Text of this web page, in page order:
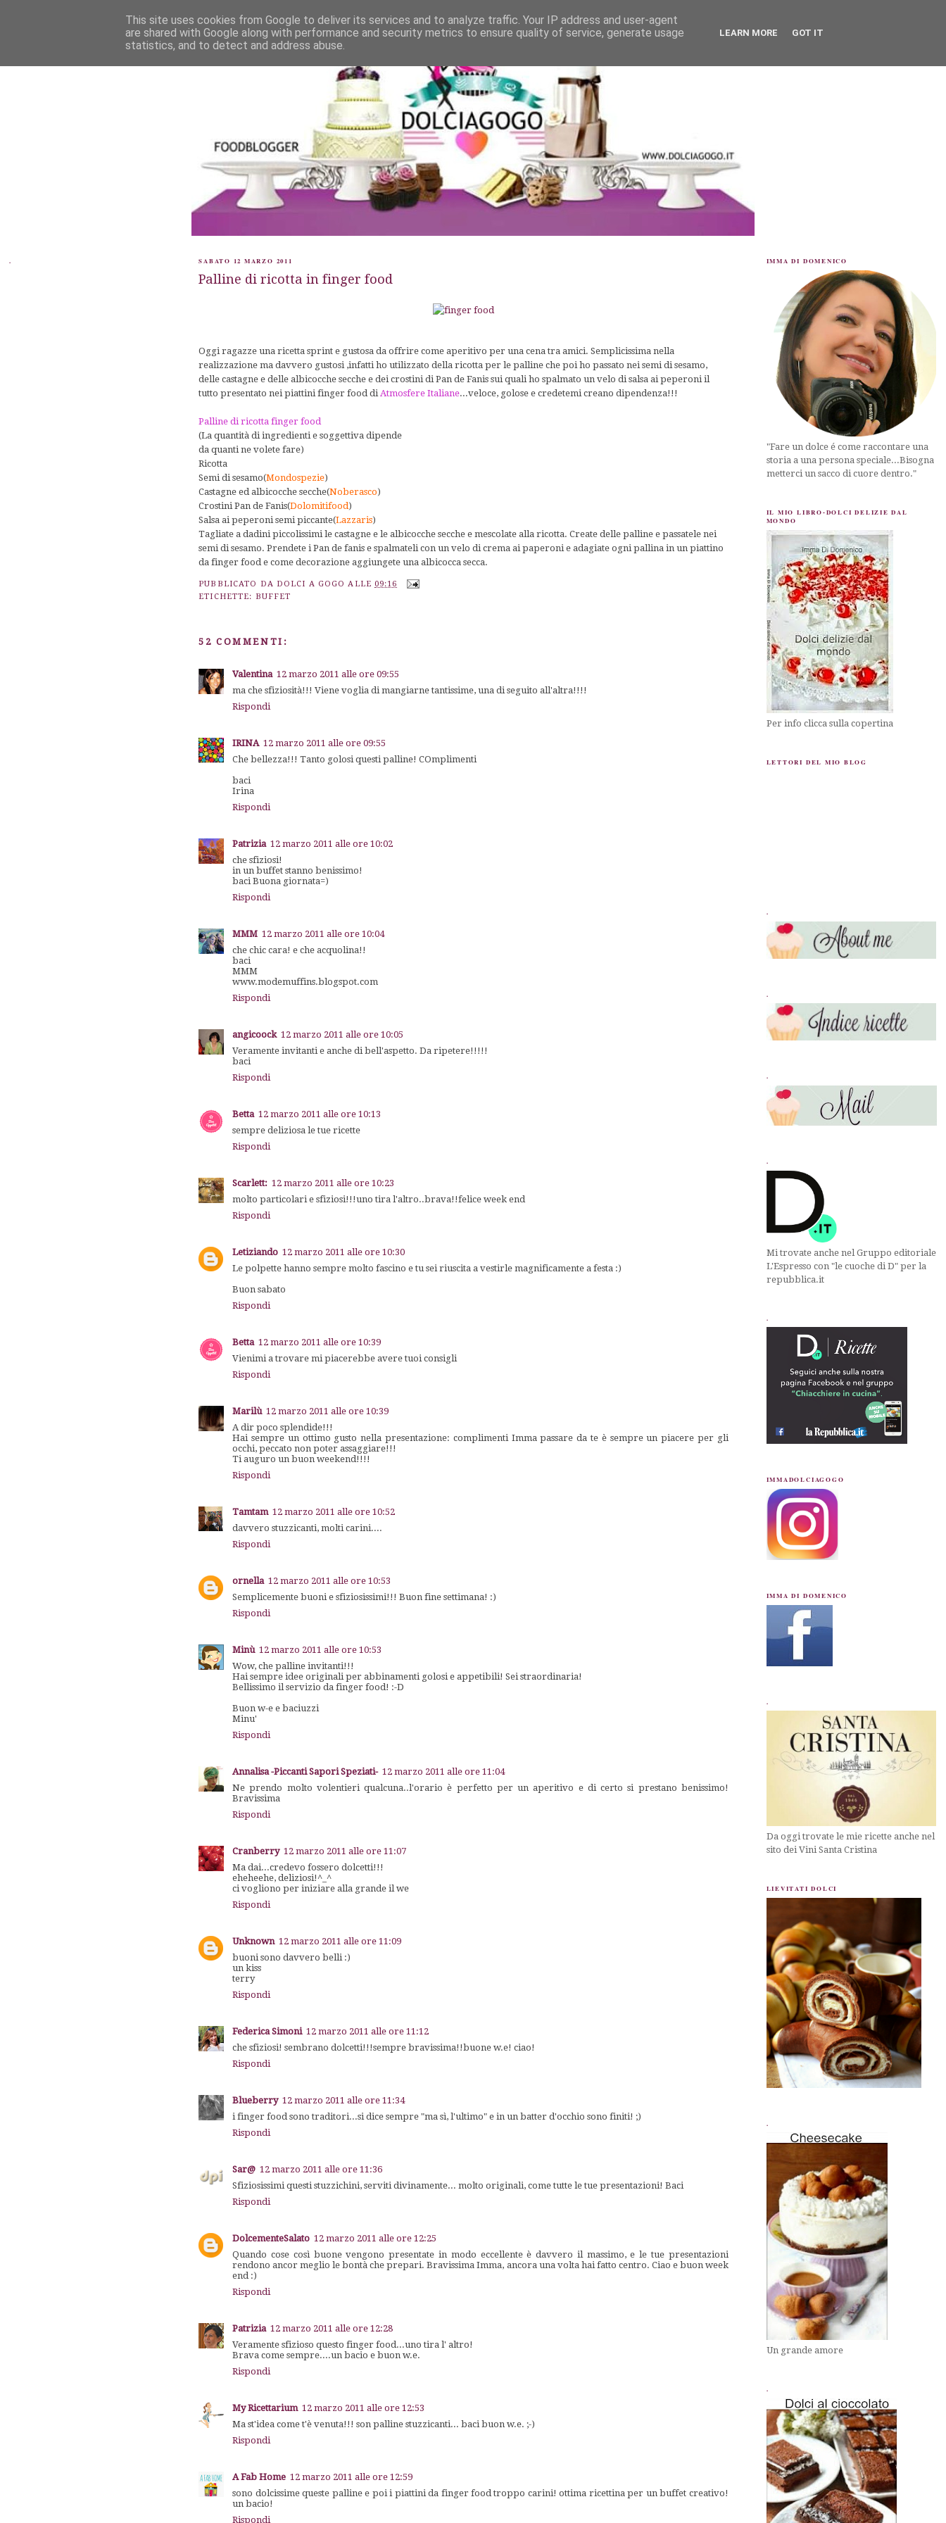
. SABATO 12 MARZO 2011
Palline di ricotta in finger food
Oggi ragazze una ricetta sprint e gustosa da offrire come aperitivo per una cena tra amici. Semplicissima nella
realizzazione ma davvero gustosi ,infatti ho utilizzato della ricotta per le palline che poi ho passato nei semi di sesamo,
delle castagne e delle albicocche secche e dei crostini di Pan de Fanis sui quali ho spalmato un velo di salsa ai peperoni il
tutto presentato nei piattini finger food di Atmosfere Italiane...veloce, golose e credetemi creano dipendenza!!!
Palline di ricotta finger food
(La quantità di ingredienti e soggettiva dipende
da quanti ne volete fare)
Ricotta
Semi di sesamo(Mondospezie)
Castagne ed albicocche secche(Noberasco)
Crostini Pan de Fanis(Dolomitifood )
Salsa ai peperoni semi piccante(Lazzaris)
Tagliate a dadini piccolissimi le castagne e le albicocche secche e mescolate alla ricotta. Create delle palline e passatele nei
semi di sesamo. Prendete i Pan de fanis e spalmateli con un velo di crema ai paperoni e adagiate ogni pallina in un piattino
da finger food e come decorazione aggiungete una albicocca secca.
PUBBLICATO DA DOLCI A GOGO ALLE 09:16
ETICHETTE: BUFFET
52 COMMENTI:
Valentina 12 marzo 2011 alle ore 09:55
ma che sfiziosità!!! Viene voglia di mangiarne tantissime, una di seguito all'altra!!!!
Rispondi
IRINA 12 marzo 2011 alle ore 09:55
Che bellezza!!! Tanto golosi questi palline! COmplimenti
baci
Irina
Rispondi
Patrizia 12 marzo 2011 alle ore 10:02
che sfiziosi!
in un buffet stanno benissimo!
baci Buona giornata=)
Rispondi
MMM 12 marzo 2011 alle ore 10:04
che chic cara! e che acquolina!!
baci
MMM
www.modemuffins.blogspot.com
Rispondi
angicoock 12 marzo 2011 alle ore 10:05
Veramente invitanti e anche di bell'aspetto. Da ripetere!!!!!
baci
Rispondi
Betta 12 marzo 2011 alle ore 10:13
sempre deliziosa le tue ricette
Rispondi
Scarlett: 12 marzo 2011 alle ore 10:23
molto particolari e sfiziosi!!!uno tira l'altro..brava!!felice week end
Rispondi
Letiziando 12 marzo 2011 alle ore 10:30
Le polpette hanno sempre molto fascino e tu sei riuscita a vestirle magnificamente a festa :)
Buon sabato
Rispondi
Betta 12 marzo 2011 alle ore 10:39
Vienimi a trovare mi piacerebbe avere tuoi consigli
Rispondi
Marilù 12 marzo 2011 alle ore 10:39
A dir poco splendide!!!
Hai sempre un ottimo gusto nella presentazione: complimenti Imma passare da te è sempre un piacere per gli
occhi, peccato non poter assaggiare!!!
Ti auguro un buon weekend!!!!
Rispondi
Tamtam 12 marzo 2011 alle ore 10:52
davvero stuzzicanti, molti carini....
Rispondi
ornella 12 marzo 2011 alle ore 10:53
Semplicemente buoni e sfiziosissimi!!! Buon fine settimana! :)
Rispondi
Minù 12 marzo 2011 alle ore 10:53
Wow, che palline invitanti!!!
Hai sempre idee originali per abbinamenti golosi e appetibili! Sei straordinaria!
Bellissimo il servizio da finger food! :-D
Buon w-e e baciuzzi
Minu'
Rispondi
Annalisa -Piccanti Sapori Speziati- 12 marzo 2011 alle ore 11:04
Ne prendo molto volentieri qualcuna..l'orario è perfetto per un aperitivo e di certo si prestano benissimo!
Bravissima
Rispondi
Cranberry 12 marzo 2011 alle ore 11:07
Ma dai...credevo fossero dolcetti!!!
eheheehe, deliziosi!^_^
ci vogliono per iniziare alla grande il we
Rispondi
Unknown 12 marzo 2011 alle ore 11:09
buoni sono davvero belli :)
un kiss
terry
Rispondi
Federica Simoni 12 marzo 2011 alle ore 11:12
che sfiziosi! sembrano dolcetti!!!sempre bravissima!!buone w.e! ciao!
Rispondi
Blueberry 12 marzo 2011 alle ore 11:34
i finger food sono traditori...si dice sempre "ma sì, l'ultimo" e in un batter d'occhio sono finiti! ;)
Rispondi
Sar@ 12 marzo 2011 alle ore 11:36
Sfiziosissimi questi stuzzichini, serviti divinamente... molto originali, come tutte le tue presentazioni! Baci
Rispondi
DolcementeSalato 12 marzo 2011 alle ore 12:25
Quando cose così buone vengono presentate in modo eccellente è davvero il massimo, e le tue presentazioni
rendono ancor meglio le bontà che prepari. Bravissima Imma, ancora una volta hai fatto centro. Ciao e buon week
end :)
Rispondi
Patrizia 12 marzo 2011 alle ore 12:28
Veramente sfizioso questo finger food...uno tira l' altro!
Brava come sempre....un bacio e buon w.e.
Rispondi
My Ricettarium 12 marzo 2011 alle ore 12:53
Ma st'idea come t'è venuta!!! son palline stuzzicanti... baci buon w.e. ;-)
Rispondi
A Fab Home 12 marzo 2011 alle ore 12:59
sono dolcissime queste palline e poi i piattini da finger food troppo carini! ottima ricettina per un buffet creativo!
un bacio!
Rispondi
IMMA DI DOMENICO
"Fare un dolce é come raccontare una
storia a una persona speciale...Bisogna
metterci un sacco di cuore dentro."
IL MIO LIBRO-DOLCI DELIZIE DAL
MONDO
Per info clicca sulla copertina
LETTORI DEL MIO BLOG
.
.
.
.
Mi trovate anche nel Gruppo editoriale
L'Espresso con "le cuoche di D" per la
repubblica.it
.
IMMADOLCIAGOGO
IMMA DI DOMENICO
.
Da oggi trovate le mie ricette anche nel
sito dei Vini Santa Cristina
LIEVITATI DOLCI
.
Un grande amore
.
This site uses cookies from Google to deliver its services and to analyze traffic. Your IP address and user-agent
are shared with Google along with performance and security metrics to ensure quality of service, generate usage
statistics, and to detect and address abuse.
LEARN MORE GOT IT